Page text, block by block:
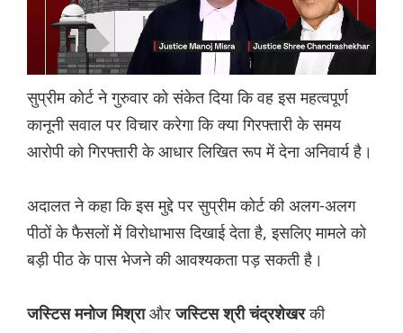
सुप्रीम कोर्ट ने गुरुवार को संकेत दिया कि वह इस महत्वपूर्ण
कानूनी सवाल पर विचार करेगा कि क्या गिरफ्तारी के समय
आरोपी को गिरफ्तारी के आधार लिखित रूप में देना अनिवार्य है।
अदालत ने कहा कि इस मुद्दे पर सुप्रीम कोर्ट की अलग-अलग
पीठों के फैसलों में विरोधाभास दिखाई देता है, इसलिए मामले को
बड़ी पीठ के पास भेजने की आवश्यकता पड़ सकती है।
जस्टिस मनोज मिश्राऔरजस्टिस श्री चंद्रशेखरकी